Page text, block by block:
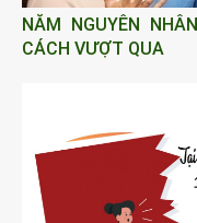
NĂM NGUYÊN
CÁCH VƯỢT QUA